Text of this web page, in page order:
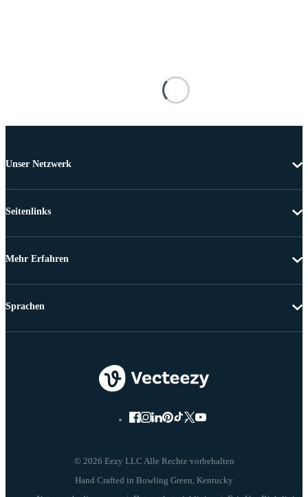
Unser Netzwerk
Seitenlinks
Mehr Erfahren
© 2026 Eezy LLC Alle Rechte vorbehalten
Sprachen